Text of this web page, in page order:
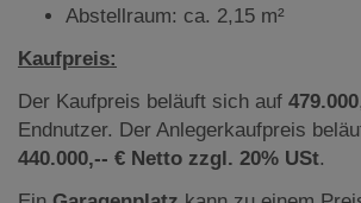
Abstellraum: ca. 2,15 m²
Kaufpreis:
Der Kaufpreis beläuft sich auf 479.000,
Endnutzer. Der Anlegerkaufpreis
440.000,-- € Netto zzgl. 20% USt.